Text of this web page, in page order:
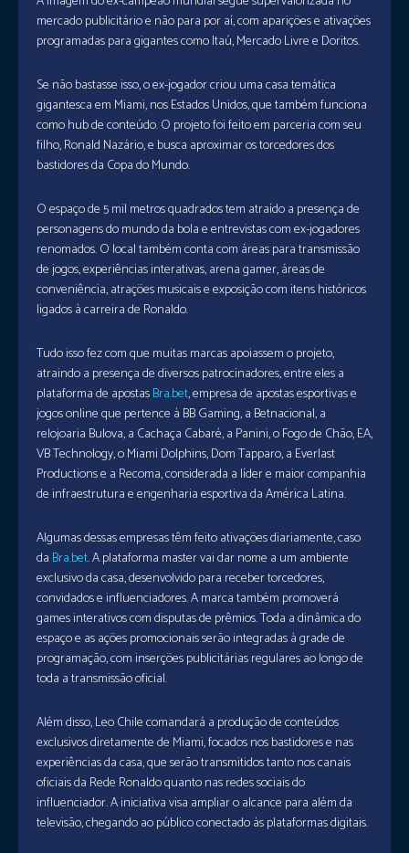
mercado publicitário e não para por aí, com aparições e ativações
programadas para gigantes como Itaú, Mercado Livre e Doritos.
Se não bastasse isso, o ex-jogador criou uma casa temática
gigantesca em Miami, nos Estados Unidos, que também funciona
como hub de conteúdo. O projeto foi feito em parceria com seu
filho, Ronald Nazário, e busca aproximar os torcedores dos
bastidores da Copa do Mundo.
O espaço de 5 mil metros quadrados tem atraído a presença de
personagens do mundo da bola e entrevistas com ex-jogadores
renomados. O local também conta com áreas para transmissão
de jogos, experiências interativas, arena gamer, áreas de
conveniência, atrações musicais e exposição com itens históricos
ligados à carreira de Ronaldo.
Tudo isso fez com que muitas marcas apoiassem o projeto,
atraindo a presença de diversos patrocinadores, entre eles a
plataforma de apostasBra.bet, empresa de apostas esportivas e
jogos online que pertence à BB Gaming, a Betnacional, a
relojoaria Bulova, a Cachaça Cabaré, a Panini, o Fogo de Chão, EA,
VB Technology, o Miami Dolphins, Dom Tapparo, a Everlast
Productions e a Recoma, considerada a líder e maior companhia
de infraestrutura e engenharia esportiva da América Latina.
Algumas dessas empresas têm feito ativações diariamente, caso
da Bra.bet. A plataforma master vai dar nome a um ambiente
exclusivo da casa, desenvolvido para receber torcedores,
convidados e influenciadores. A marca também promoverá
games interativos com disputas de prêmios. Toda a dinâmica do
espaço e as ações promocionais serão integradas à grade de
programação, com inserções publicitárias regulares ao longo de
toda a transmissão oficial.
Além disso, Leo Chile comandará a produção de conteúdos
exclusivos diretamente de Miami, focados nos bastidores e nas
experiências da casa, que serão transmitidos tanto nos canais
oficiais da Rede Ronaldo quanto nas redes sociais do
influenciador. A iniciativa visa ampliar o alcance para além da
televisão, chegando ao público conectado às plataformas digitais.